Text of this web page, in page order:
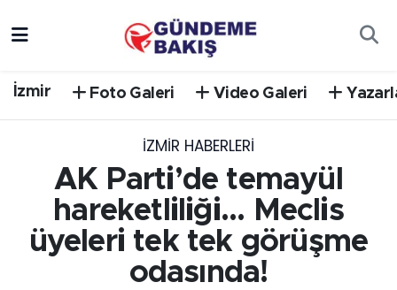
İzmir Foto Galeri Video Galeri
İZMIR HABERLERI
AK Parti’de temayül
hareketliliği... Meclis
üyeleri tek tek görüşme
odasında!
EGE
EĞİTİM
Trafik Durumu
Süper Lig Puan Durumu ve Fikstür
Tüm Manşetler